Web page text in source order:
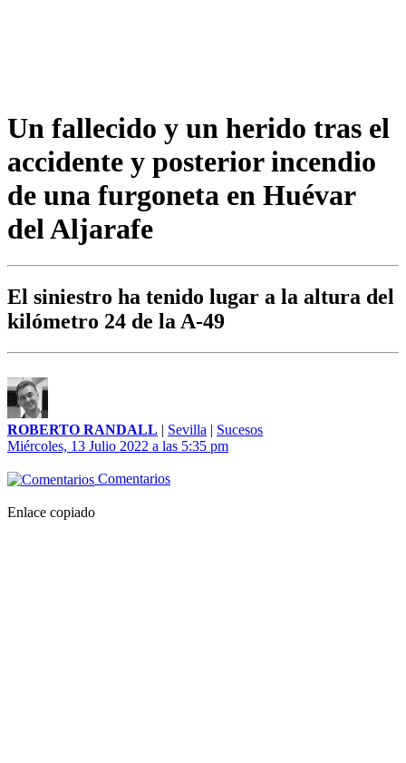
Un fallecido y un herido tras el
accidente y posterior incendio
de una furgoneta en Huévar
del Aljarafe
El siniestro ha tenido lugar a la altura del
kilómetro 24 de la A-49
ROBERTO RANDALL | Sevilla | Sucesos
Miércoles, 13 Julio 2022 a las 5:35 pm
Comentarios
Enlace copiado